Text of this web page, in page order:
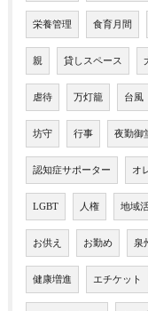
栄養管理 食育月間
親 貸しスペース
虐待 万灯籠 台風
坊守 行事 夜勤御
認知症サポーター オ
LGBT 人権 地域
お供え お勤め 泉
健康増進 エチケット